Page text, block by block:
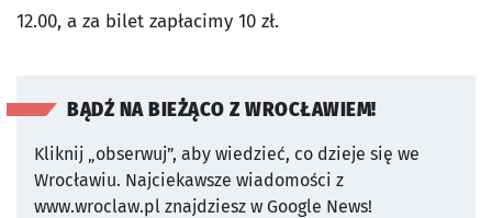
12.00, a za bilet zapłacimy 10 zł.
BĄDŹ NA BIEŻĄCO Z WROCŁAWIEM!
Kliknij „obserwuj”, aby wiedzieć, co dzieje się we
Wrocławiu. Najciekawsze wiadomości z
www.wroclaw.pl znajdziesz w Google News!